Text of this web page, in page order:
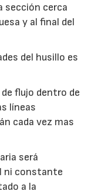
sección cerca
y al final del
del husillo es
flujo dentro de
líneas
cada vez mas
será
ni constante
a la